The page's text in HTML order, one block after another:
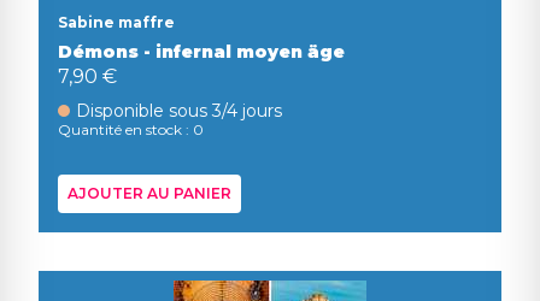
Sabine maffre
Démons - infernal moyen äge
7,90 €
Disponible sous 3/4 jours
Quantité en stock : 0
AJOUTER AU PANIER